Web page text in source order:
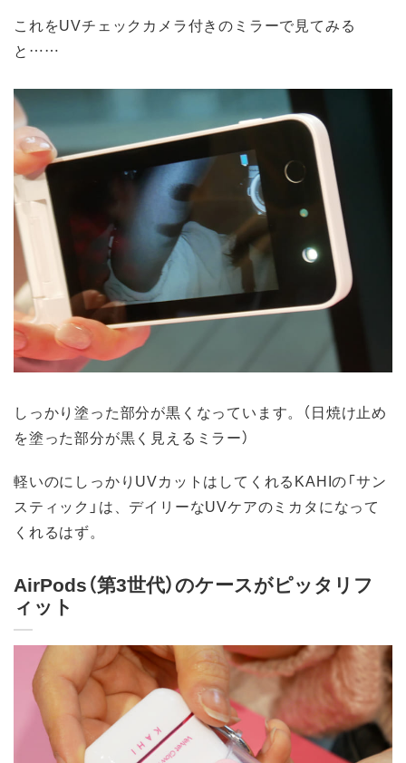
これをUVチェックカメラ付きのミラーで見てみる
と……
しっかり塗った部分が黒くなっています。（日焼け止め
を塗った部分が黒く見えるミラー）
軽いのにしっかりUVカットはしてくれるKAHIの「サン
スティック」は、デイリーなUVケアのミカタになって
くれるはず。
AirPods（第3世代）のケースがピッタリフ
ィット